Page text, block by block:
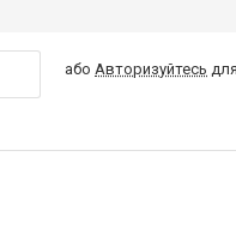
абоАвторизуйтесь